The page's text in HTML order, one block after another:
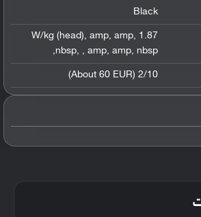
Black
1.87 W/kg (head)
, amp, amp,
nbsp, , amp, amp, nbsp
,
2/10 (About 60 EUR)